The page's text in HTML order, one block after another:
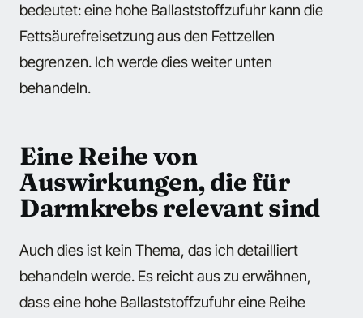
bedeutet: eine hohe Ballaststoffzufuhr kann die
Fettsäurefreisetzung aus den Fettzellen
begrenzen. Ich werde dies weiter unten
behandeln.
Eine Reihe von
Auswirkungen, die für
Darmkrebs relevant sind
Auch dies ist kein Thema, das ich detailliert
behandeln werde. Es reicht aus zu erwähnen,
dass eine hohe Ballaststoffzufuhr eine Reihe